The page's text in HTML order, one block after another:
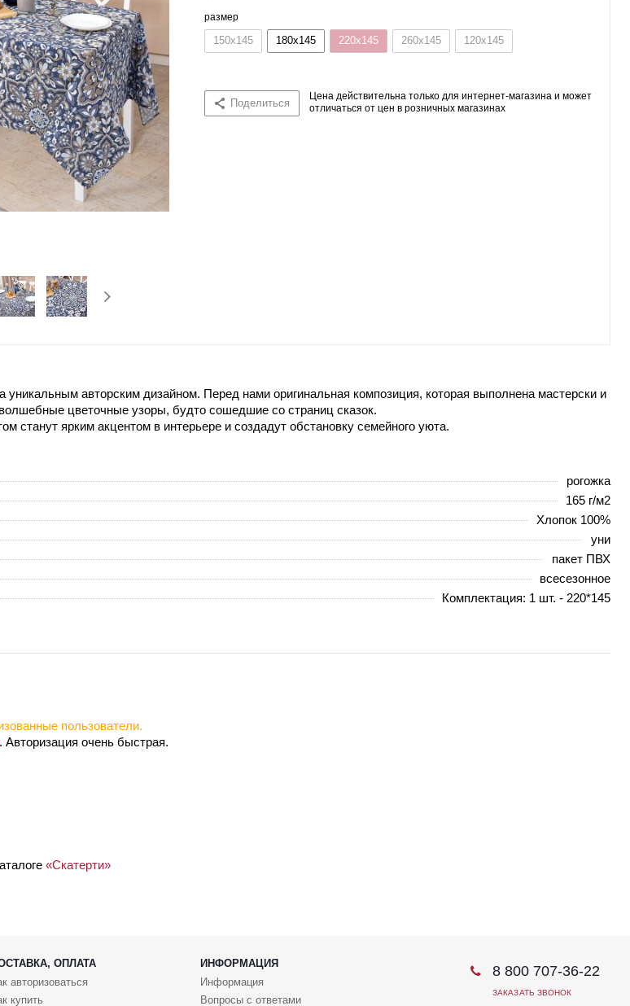
размер
150x145 180x145 220x145 260x145 120x145
Поделиться
Цена действительна только для интернет-магазина и может
отличаться от цен в розничных магазинах
уникальным авторским дизайном. Перед нами оригинальная композиция, которая выполнена мастерски и
цветочные узоры, будто сошедшие со страниц сказок.
станут ярким акцентом в интерьере и создадут обстановку семейного уюта.
рогожка
165 г/м2
Хлопок 100%
уни
пакет ПВХ
всесезонное
Комплектация: 1 шт. - 220*145
пользователи.
. Авторизация очень быстрая.
«Скатерти»
ОПЛАТА
ИНФОРМАЦИЯ
авторизоваться
купить
Информация
Вопросы с ответами
8 800 707-36-22
ЗАКАЗАТЬ ЗВОНОК